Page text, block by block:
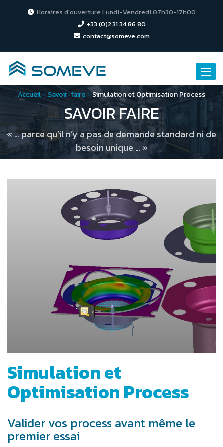
Horaires d'ouverture Lundi-Vendredi 07h30-17h00
+33 (0)2 31 34 86 80
contact@someve.com
Toggle
Accueil>Savoir-faire>Simulation et Optimisation Process
SAVOIR FAIRE
« … parce qu’il n’y a pas de demande standard ni de
besoin unique … »
Simulation et
Optimisation Process
Valider vos process avant même le
premier essai